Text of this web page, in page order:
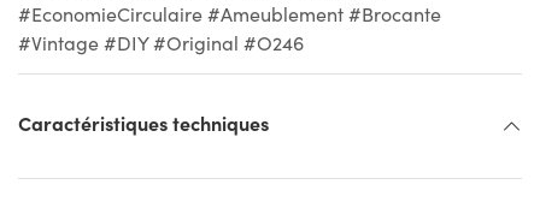
#EconomieCirculaire #Ameublement #Brocante
#Vintage #DIY #Original #O246
Caractéristiques techniques